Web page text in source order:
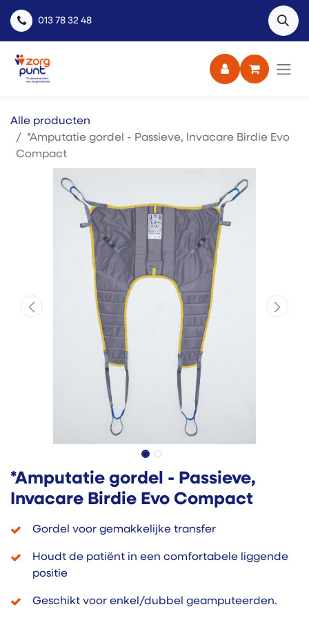
013 78 32 48
Alle producten
*Amputatie gordel - Passieve, Invacare Birdie Evo
Compact
*Amputatie gordel - Passieve,
Invacare Birdie Evo Compact
Gordel voor gemakkelijke transfer
Houdt de patiënt in een comfortabele liggende
positie
Geschikt voor enkel/dubbel geamputeerden.